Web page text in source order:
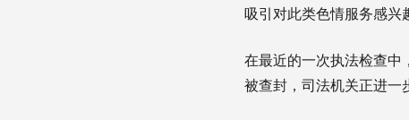
吸引对此类色情服务感兴
在最近的一次执法检查中
被查封，司法机关正进一